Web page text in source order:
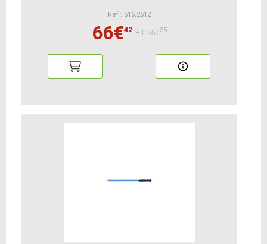
Ref : 516.2612
66€42 HT:55€35